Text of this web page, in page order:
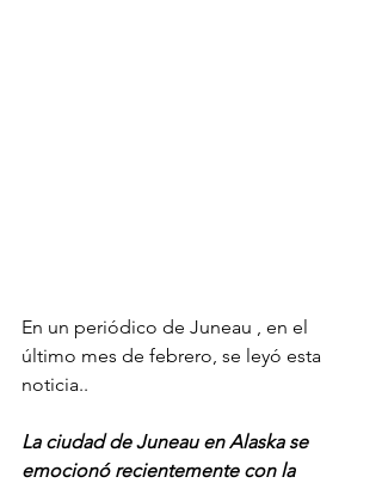
En un periódico de Juneau , en el
último mes de febrero, se leyó esta
noticia..
La ciudad de Juneau en Alaska se
emocionó recientemente con la